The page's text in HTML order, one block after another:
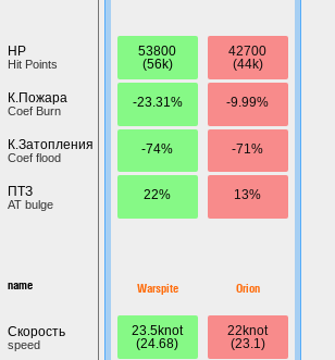
HP
Hit Points
К.Пожара
Coef Burn
К.Затопления
Coef flood
ПТЗ
AT bulge
name
Скорость
speed
53800
(56k)
-23.31%
-74%
22%
Warspite
23.5knot
(24.68)
42700
(44k)
-9.99%
-71%
13%
Orion
22knot
(23.1)